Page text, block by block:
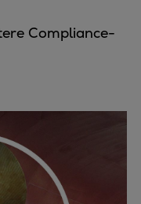
Compliance-